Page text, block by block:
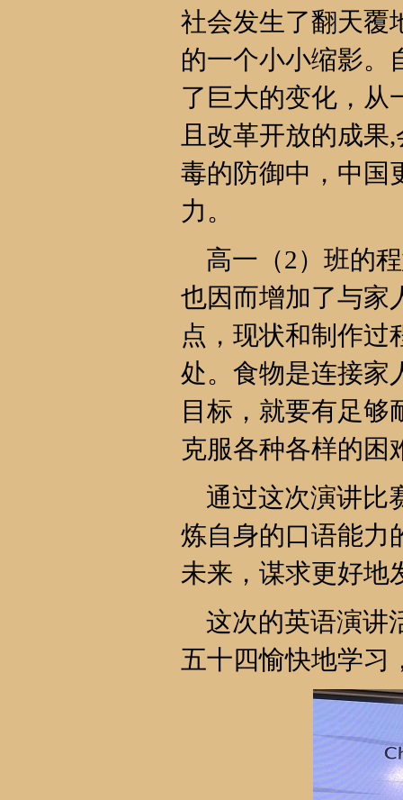
社会发生了翻天覆
的一个小小缩影。
了巨大的变化，从
且改革开放的成
毒的防御中，中国
力。
高一（2）班的
也因而增加了与家
点，现状和制作过
处。食物是连接家
目标，就要有足够
克服各种各样的困
通过这次演讲比
炼自身的口语能力
未来，谋求更好地
这次的英语演讲
五十四愉快地学习